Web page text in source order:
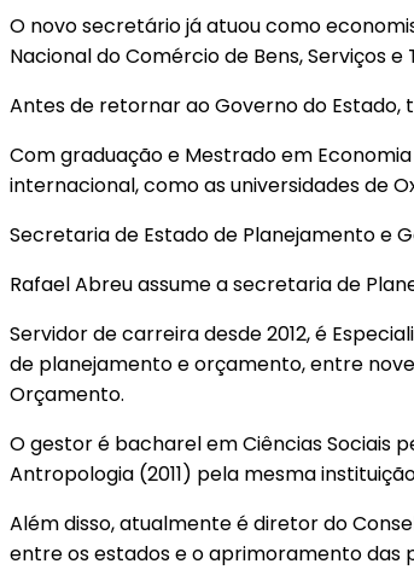
O novo secretário já atuou como
Nacional do Comércio de Bens, Serviços e
Antes de retornar ao Governo do
Com graduação e Mestrado em
internacional, como as universidades de
Secretaria de Estado de Planejamento e
Rafael Abreu assume a secretaria de
Servidor de carreira desde 2012, é
de planejamento e orçamento, entre
Orçamento.
O gestor é bacharel em Ciências Sociais
Antropologia (2011) pela mesma
Além disso, atualmente é diretor do
entre os estados e o aprimoramento das